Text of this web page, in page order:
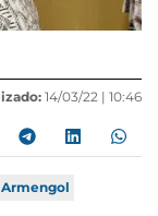
14/03/22 | 10:46